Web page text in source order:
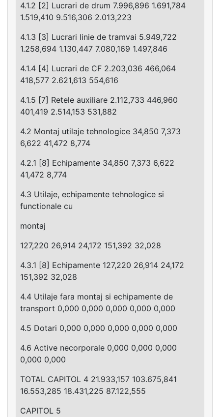
4.1.2 [2] Lucrari de drum 7.996,896 1.691,784
1.519,410 9.516,306 2.013,223
4.1.3 [3] Lucrari linie de tramvai 5.949,722
1.258,694 1.130,447 7.080,169 1.497,846
4.1.4 [4] Lucrari de CF 2.203,036 466,064
418,577 2.621,613 554,616
4.1.5 [7] Retele auxiliare 2.112,733 446,960
401,419 2.514,153 531,882
4.2 Montaj utilaje tehnologice 34,850 7,373
6,622 41,472 8,774
4.2.1 [8] Echipamente 34,850 7,373 6,622
41,472 8,774
4.3 Utilaje, echipamente tehnologice si
functionale cu
montaj
127,220 26,914 24,172 151,392 32,028
4.3.1 [8] Echipamente 127,220 26,914 24,172
151,392 32,028
4.4 Utilaje fara montaj si echipamente de
transport 0,000 0,000 0,000 0,000 0,000
4.5 Dotari 0,000 0,000 0,000 0,000 0,000
4.6 Active necorporale 0,000 0,000 0,000
0,000 0,000
TOTAL CAPITOL 4 21.933,157 103.675,841
16.553,285 18.431,225 87.122,555
CAPITOL 5